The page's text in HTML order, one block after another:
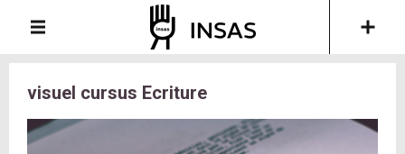
visuel cursus Ecriture